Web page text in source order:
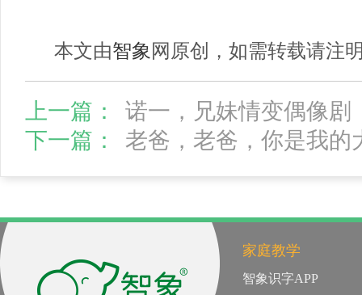
本文由智象 网原创，如需转载请注
上一篇：
诺一，兄妹情变偶像剧
下一篇：
老爸，老爸，你是我的
家庭教学
智象识字APP